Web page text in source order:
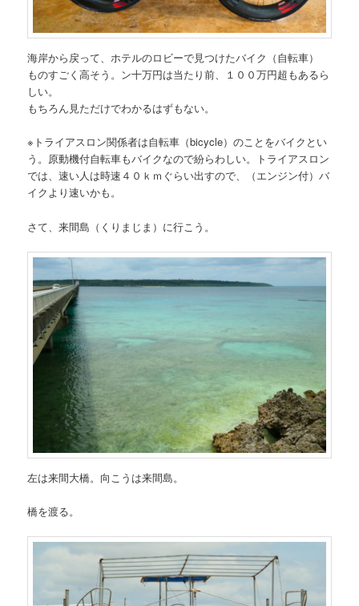
海岸から戻って、ホテルのロビーで見つけたバイク（自転車）
ものすごく高そう。ン十万円は当たり前、１００万円超もあるら
しい。
もちろん見ただけでわかるはずもない。
※トライアスロン関係者は自転車（bicycle）のことをバイクとい
う。原動機付自転車もバイクなので紛らわしい。トライアスロン
では、速い人は時速４０ｋｍぐらい出すので、（エンジン付）バ
イクより速いかも。
さて、来間島（くりまじま）に行こう。
左は来間大橋。向こうは来間島。
橋を渡る。